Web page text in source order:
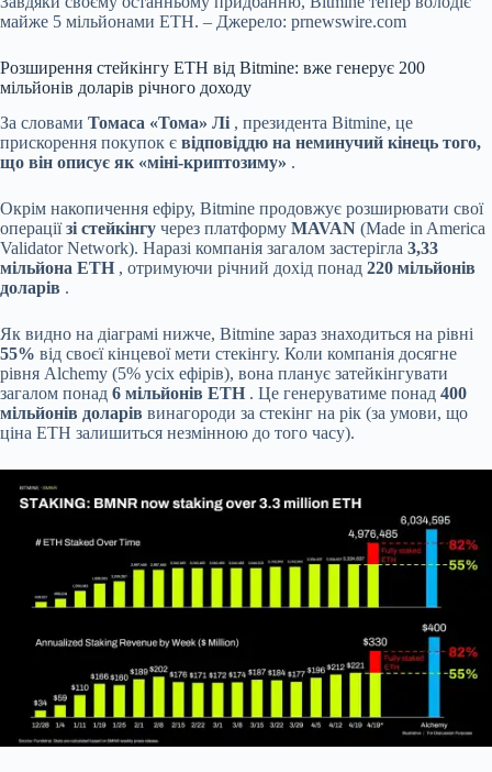
майже 5 мільйонами ETH. – Джерело: prnewswire.com
Розширення стейкінгу ETH від Bitmine: вже генерує 200
мільйонів доларів річного доходу
За словами Томаса «Тома» Лі , президента Bitmine, це
прискорення покупок є відповіддю на неминучий кінець того,
що він описує як «міні-криптозиму» .
Окрім накопичення ефіру, Bitmine продовжує розширювати свої
операціїзі стейкінгу через платформу MAVAN (Made in America
Validator Network). Наразі компанія загалом застерігла 3,33
мільйона ETH , отримуючи річний дохід понад 220 мільйонів
доларів .
Як видно на діаграмі нижче, Bitmine зараз знаходиться на рівні
55% від своєї кінцевої мети стекінгу. Коли компанія досягне
рівня Alchemy (5% усіх ефірів), вона планує затейкінгувати
загалом понад 6 мільйонів ETH . Це генеруватиме понад 400
мільйонів доларів винагороди за стекінг на рік (за умови, що
ціна ETH залишиться незмінною до того часу).